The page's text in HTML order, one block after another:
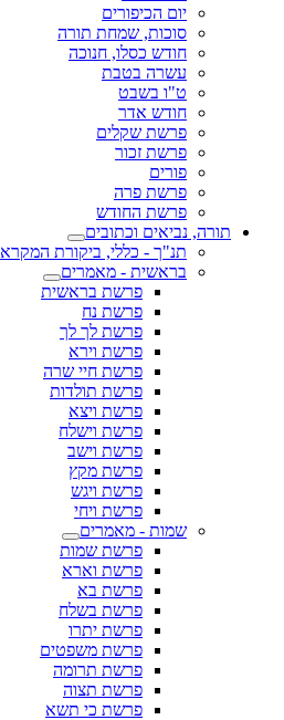
יום הכיפורים
סוכות, שמחת תורה
חודש כסלו, חנוכה
עשרה בטבת
ט"ו בשבט
חודש אדר
פרשת שקלים
פרשת זכור
פורים
פרשת פרה
פרשת החודש
תורה, נביאים וכתובים
תנ"ך - כללי, ביקורת המקרא
בראשית - מאמרים
פרשת בראשית
פרשת נח
פרשת לך לך
פרשת וירא
פרשת חיי שרה
פרשת תולדות
פרשת ויצא
פרשת וישלח
פרשת וישב
פרשת מקץ
פרשת ויגש
פרשת ויחי
שמות - מאמרים
פרשת שמות
פרשת וארא
פרשת בא
פרשת בשלח
פרשת יתרו
פרשת משפטים
פרשת תרומה
פרשת תצוה
פרשת כי תשא